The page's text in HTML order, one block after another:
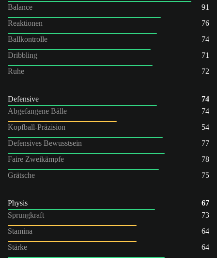
Balance
91
Reaktionen
76
Ballkontrolle
74
Dribbling
71
Ruhe
72
Defensive
74
Abgefangene Bälle
74
Kopfball-Präzision
54
Defensives Bewusstsein
77
Faire Zweikämpfe
78
Grätsche
75
Physis
67
Sprungkraft
73
Stamina
64
Stärke
64